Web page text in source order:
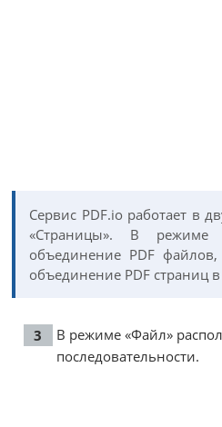
Сервис PDF.io работает в
«Страницы». В режиме
объединение PDF
объединение PDF страниц
В режиме «Файл»
последовательности.